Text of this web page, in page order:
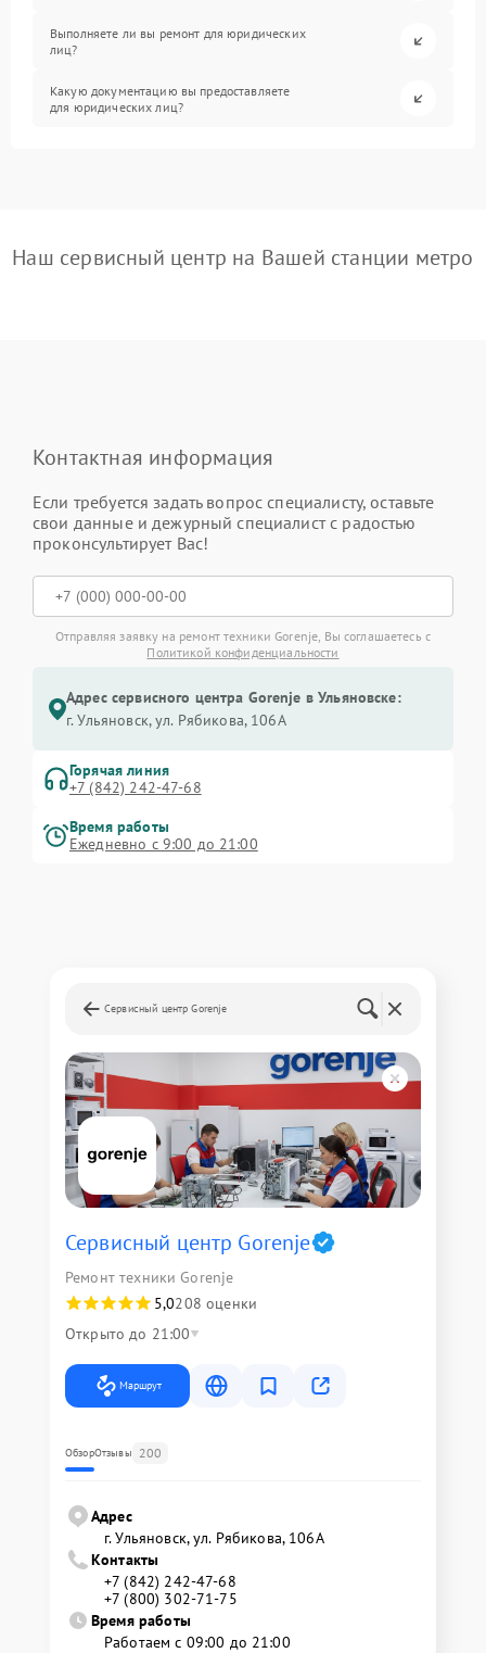
Выполняете ли вы ремонт для юридических
лиц?
Какую документацию вы предоставляете
для юридических лиц?
Наш сервисный центр на Вашей станции метро
Контактная информация
Если требуется задать вопрос специалисту, оставьте
свои данные и дежурный специалист с радостью
проконсультирует Вас!
Отправляя заявку на ремонт техники Gorenje, Вы соглашаетесь с
Политикой конфиденциальности
Адрес сервисного центра Gorenje в Ульяновске:
г. Ульяновск, ул. Рябикова, 106А
Горячая линия
+7 (842) 242-47-68
Время работы
Ежедневно с 9:00 до 21:00
Сервисный центр Gorenje
Сервисный центр Gorenje
Ремонт техники Gorenje
5,0208 оценки
Открыто до 21:00
Маршрут
ОбзорОтзывы 200
Адрес
г. Ульяновск, ул. Рябикова, 106А
Контакты
+7 (842) 242-47-68
+7 (800) 302-71-75
Время работы
Работаем с 09:00 до 21:00